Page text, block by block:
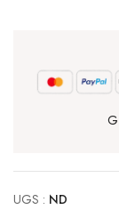
UGS : ND